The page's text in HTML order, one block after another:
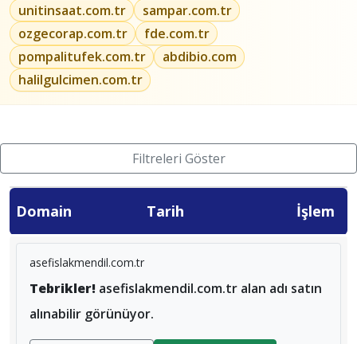
unitinsaat.com.tr
sampar.com.tr
ozgecorap.com.tr
fde.com.tr
pompalitufek.com.tr
abdibio.com
halilgulcimen.com.tr
Filtreleri Göster
Domain Tarih İşlem
asefislakmendil.com.tr
Tebrikler! asefislakmendil.com.tr alan adı satın
alınabilir görünüyor.